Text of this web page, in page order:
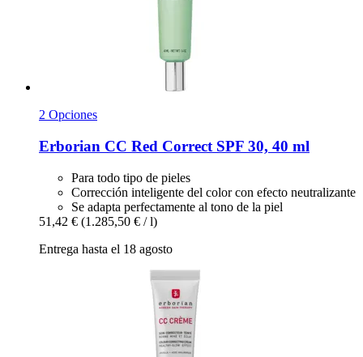
2 Opciones
Erborian CC Red Correct SPF 30, 40 ml
Para todo tipo de pieles
Corrección inteligente del color con efecto neutralizante
Se adapta perfectamente al tono de la piel
51,42 € (1.285,50 € / l)
Entrega hasta el 18 agosto